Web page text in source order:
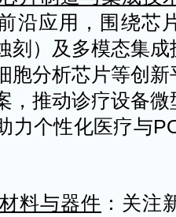
沿应用，围绕芯
刻）及多模态集
胞分析芯片等创
，推动诊疗设备
力个性化医疗与
料与器件 ：关注